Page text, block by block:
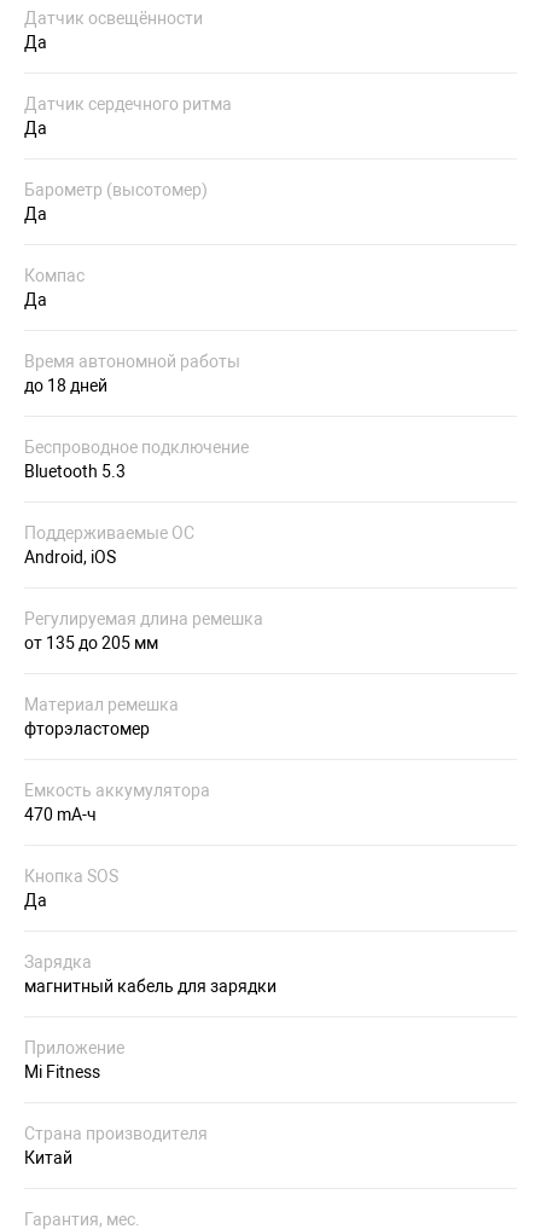
Датчик освещённости
Да
Датчик сердечного ритма
Да
Барометр (высотомер)
Да
Компас
Да
Время автономной работы
до 18 дней
Беспроводное подключение
Bluetooth 5.3
Поддерживаемые ОС
Android, iOS
Регулируемая длина ремешка
от 135 до 205 мм
Материал ремешка
фторэластомер
Емкость аккумулятора
470 mA-ч
Кнопка SOS
Да
Зарядка
магнитный кабель для зарядки
Приложение
Mi Fitness
Страна производителя
Китай
Гарантия, мес.